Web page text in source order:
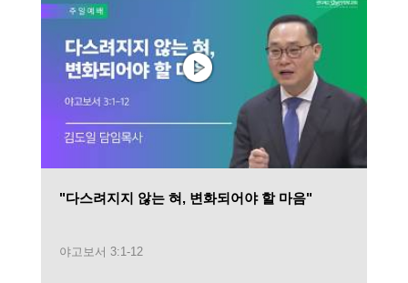
"다스려지지 않는 혀, 변화되어야 할 마음"
야고보서 3:1-12